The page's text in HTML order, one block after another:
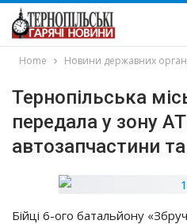
Home Новини державних
Тернопільська
передала у зону
автозапчастини
Бійці 6-ого батальйону